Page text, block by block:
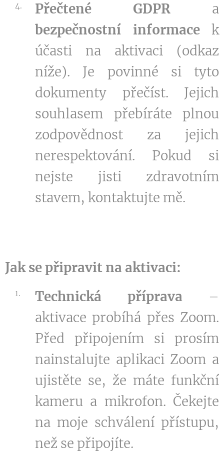
Přečtené GDPR a
bezpečnostní informacek
účasti na aktivaci (odkaz
níže). Je povinné si tyto
dokumenty přečíst. Jejich
souhlasem přebíráte plnou
zodpovědnost za jejich
nerespektování. Pokud si
nejste jisti zdravotním
stavem, kontaktujte mě.
Jak se připravit na aktivaci:
Technická příprava –
aktivace probíhá přes Zoom.
Před připojením si prosím
nainstalujte aplikaci Zoom a
ujistěte se, že máte funkční
kameru a mikrofon. Čekejte
na moje schválení přístupu,
než se připojíte.